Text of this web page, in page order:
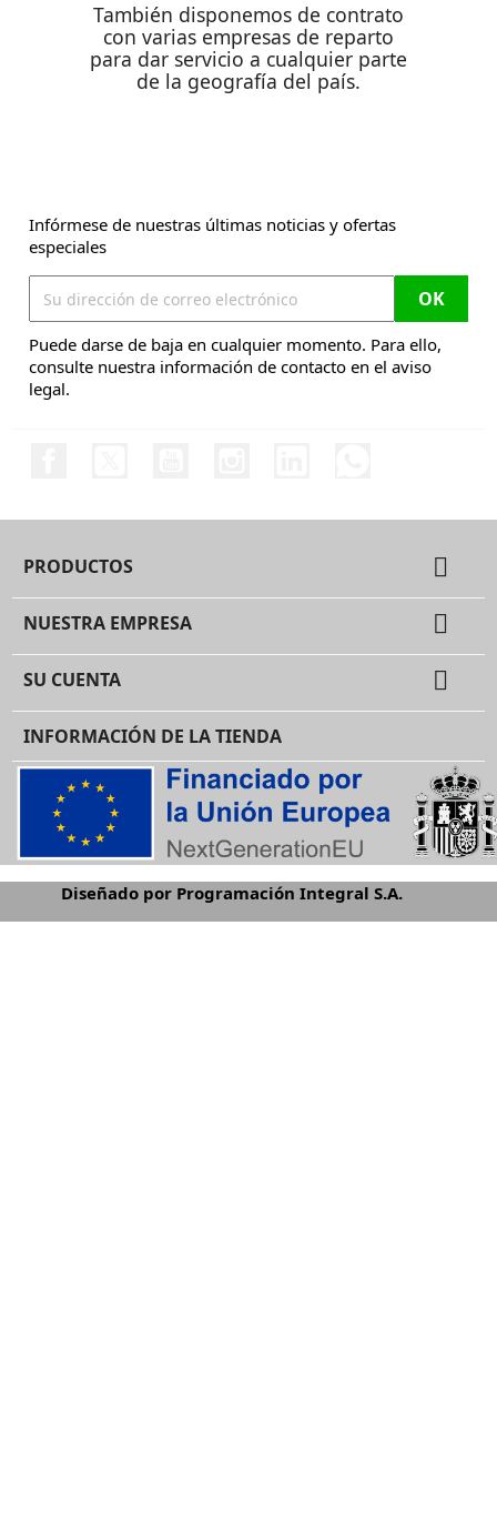
También disponemos de contrato
con varias empresas de reparto
para dar servicio a cualquier parte
de la geografía del país.
Infórmese de nuestras últimas noticias y ofertas
especiales
Puede darse de baja en cualquier momento. Para ello,
consulte nuestra información de contacto en el aviso
legal.
PRODUCTOS 
NUESTRA EMPRESA 
SU CUENTA 
INFORMACIÓN DE LA TIENDA
Diseñado por Programación Integral S.A.